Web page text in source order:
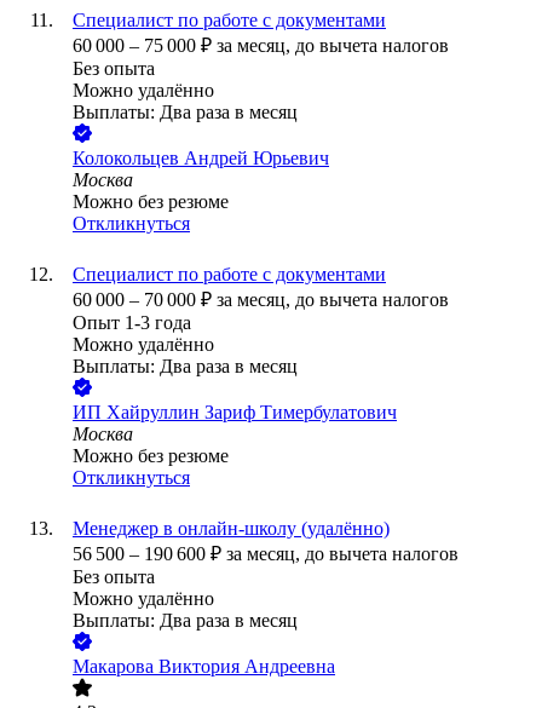
Специалист по работе с документами
60 000 – 75 000 ₽ за месяц, до вычета налогов
Без опыта
Можно удалённо
Выплаты: Два раза в месяц
Колокольцев Андрей Юрьевич
Москва
Можно без резюме
Откликнуться
Специалист по работе с документами
60 000 – 70 000 ₽ за месяц, до вычета налогов
Опыт 1-3 года
Можно удалённо
Выплаты: Два раза в месяц
ИП Хайруллин Зариф Тимербулатович
Москва
Можно без резюме
Откликнуться
Менеджер в онлайн-школу (удалённо)
56 500 – 190 600 ₽ за месяц, до вычета налогов
Без опыта
Можно удалённо
Выплаты: Два раза в месяц
Макарова Виктория Андреевна